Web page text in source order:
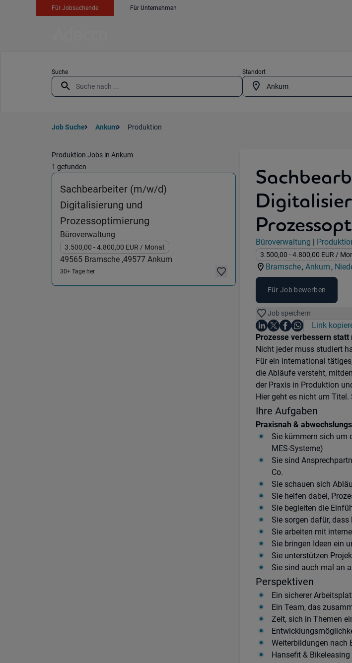
Für Jobsuchende Für Unternehmen
Suche Standort
Job Suche Ankum Produktion
Produktion Jobs in Ankum
1 gefunden
Sachbearbeiter (m/w/d)
Digitalisierung und
Prozessoptimierung (Büroverwaltung) in 49565 Bramsche ,
Büroverwaltung
3.500,00 - 4.800,00 EUR / Monat
49565 Bramsche ,49577 Ankum
30+ Tage her
Jobdetails
Kategorie:
Büroverwaltung |
Industry:
Gehalt:
3.500,00 - 4.800,00 EUR /
Standorte:
Bramsche,
Standorte:
Ankum ,
Für Job bewerben
Job speichern
Teile diesen Job
Auf LinkedIn teilen
Auf X teilen
Auf Facebook teilen
Auf WhatsApp
Link
Einleitung
Prozesse verbessern
Nicht jeder muss studiert
Für ein international
die Abläufe versteht,
der Praxis in Produktion
Hier geht es nicht um
Ihre Aufgaben
Praxisnah &
Sie kümmern sich um
MES-Systeme)
Sie sind
Co.
Sie schauen sich
Sie helfen dabei,
Sie begleiten die
Sie sorgen dafür,
Sie arbeiten mit
Sie bringen Ideen ein
Sie unterstützen
Sie sind auch mal an
Perspektiven
Ein sicherer
Ein Team, das
Zeit, sich in Themen
Weiterbildungen nach
Hansefit & Bikeleasing